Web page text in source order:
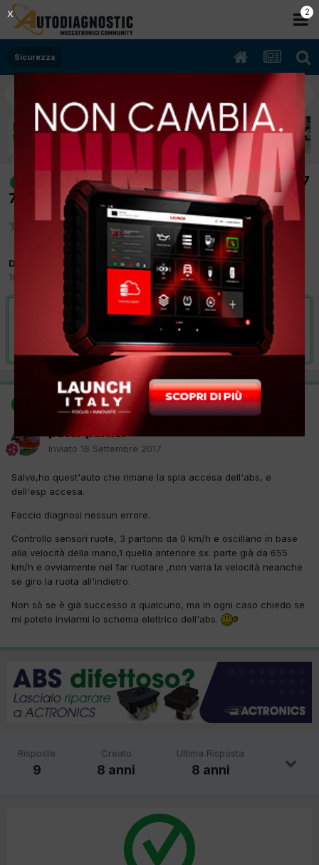
Sicurezza
[renault scenic 12/2007 1461cc k9kp7
78Kw Diesel] schema elettrico abs
Da peter parker
16 Settembre 2017
VAI ALLA SOLUZIONE
Risolta da peter parker,16 Settembre 2017
SOLUZIONE
Inviato 16 Settembre 2017
Salve,ho quest'auto che rimane la spia accesa dell'abs, e
dell'esp accesa.
Faccio diagnosi nessun errore.
Controllo sensori ruote, 3 partono da 0 km/h e oscillano in base
alla velocità della mano,1 quella anteriore sx. parte già da 655
km/h e ovviamente nel far ruotare ,non varia la velocità neanche
se giro la ruota all'indietro.
Non sò se è già successo a qualcuno, ma in ogni caso chiedo se
mi potete inviarmi lo schema elettrico dell'abs.
Risposte
9
Creato
8 anni
Ultima Risposta
8 anni
1
X